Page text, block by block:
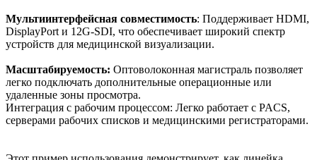
Мультиинтерфейсная совместимость: Поддерживает HDMI,
DisplayPort и 12G-SDI, что обеспечивает широкий спектр
устройств для медицинской визуализации.
Масштабируемость: Оптоволоконная магистраль позволяет
легко подключать дополнительные операционные или
удаленные зоны просмотра.
Интеграция с рабочим процессом: Легко работает с PACS,
серверами рабочих списков и медицинскими регистраторами.